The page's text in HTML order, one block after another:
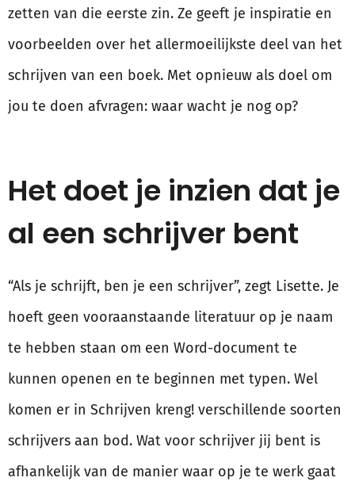
zetten van die eerste zin. Ze geeft je inspiratie en
voorbeelden over het allermoeilijkste deel van het
schrijven van een boek. Met opnieuw als doel om
jou te doen afvragen: waar wacht je nog op?
Het doet je inzien dat je
al een schrijver bent
“Als je schrijft, ben je een schrijver”, zegt Lisette. Je
hoeft geen vooraanstaande literatuur op je naam
te hebben staan om een Word-document te
kunnen openen en te beginnen met typen. Wel
komen er in Schrijven kreng! verschillende soorten
schrijvers aan bod. Wat voor schrijver jij bent is
afhankelijk van de manier waar op je te werk gaat